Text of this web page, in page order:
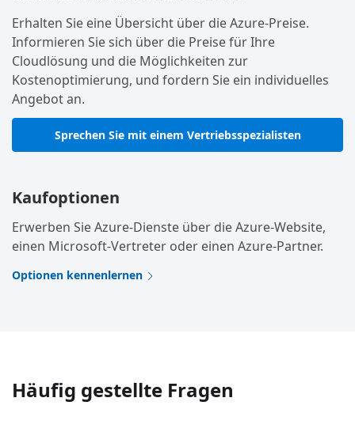
Erhalten Sie eine Übersicht über die Azure-Preise.
Informieren Sie sich über die Preise für Ihre
Cloudlösung und die Möglichkeiten zur
Kostenoptimierung, und fordern Sie ein individuelles
Angebot an.
Sprechen Sie mit einem Vertriebsspezialisten
Kaufoptionen
Erwerben Sie Azure-Dienste über die Azure-Website,
einen Microsoft-Vertreter oder einen Azure-Partner.
Optionen kennenlernen
Häufig gestellte Fragen